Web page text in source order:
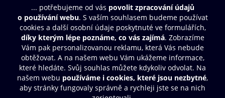
Obsah ke stažení
Moje O2 Knihovna
Další zábava
© O2 Czech Republic a.s.